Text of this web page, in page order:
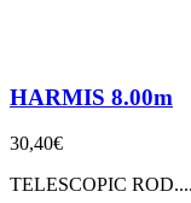
HARMIS 8.00m
30,40€
TELESCOPIC